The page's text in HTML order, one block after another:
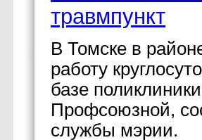
травмпункт
В Томске в
работу
базе
Профсоюзной,
службы мэрии.